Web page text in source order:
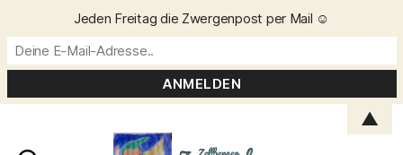
Jeden Freitag die Zwergenpost per Mail ☺️
▲